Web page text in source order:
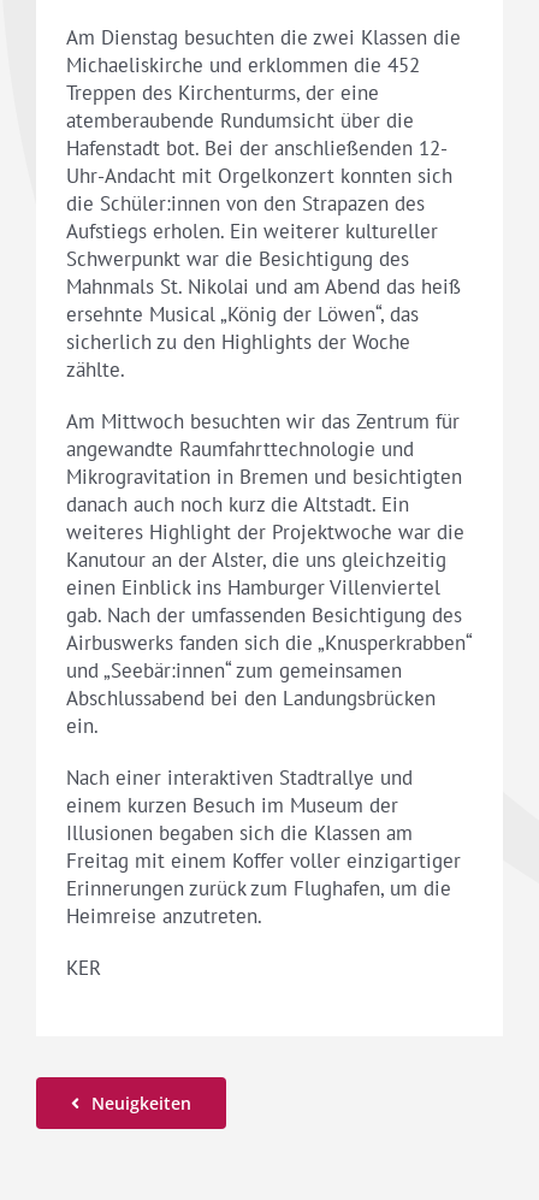
Am Dienstag besuchten die zwei Klassen die
Michaeliskirche und erklommen die 452
Treppen des Kirchenturms, der eine
atemberaubende Rundumsicht über die
Hafenstadt bot. Bei der anschließenden 12-
Uhr-Andacht mit Orgelkonzert konnten sich
die Schüler:innen von den Strapazen des
Aufstiegs erholen. Ein weiterer kultureller
Schwerpunkt war die Besichtigung des
Mahnmals St. Nikolai und am Abend das heiß
ersehnte Musical „König der Löwen“, das
sicherlich zu den Highlights der Woche
zählte.
Am Mittwoch besuchten wir das Zentrum für
angewandte Raumfahrttechnologie und
Mikrogravitation in Bremen und besichtigten
danach auch noch kurz die Altstadt. Ein
weiteres Highlight der Projektwoche war die
Kanutour an der Alster, die uns gleichzeitig
einen Einblick ins Hamburger Villenviertel
gab. Nach der umfassenden Besichtigung des
Airbuswerks fanden sich die „Knusperkrabben“
und „Seebär:innen“ zum gemeinsamen
Abschlussabend bei den Landungsbrücken
ein.
Nach einer interaktiven Stadtrallye und
einem kurzen Besuch im Museum der
Illusionen begaben sich die Klassen am
Freitag mit einem Koffer voller einzigartiger
Erinnerungen zurück zum Flughafen, um die
Heimreise anzutreten.
KER
Neuigkeiten